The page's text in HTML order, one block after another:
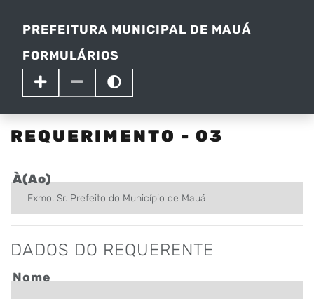
PREFEITURA MUNICIPAL DE MAUÁ
FORMULÁRIOS
REQUERIMENTO - 03
À(Ao)
DADOS DO REQUERENTE
Nome